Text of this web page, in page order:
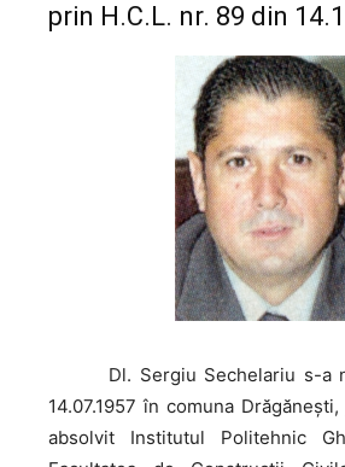
prin H.C.L. nr. 89 din
Dl. Sergiu Sechelariu s-a
14.07.1957 în comuna
absolvit Institutul Politehnic